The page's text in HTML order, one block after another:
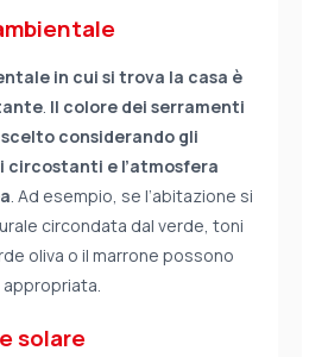
in cui si trova la casa è
. Il colore dei serramenti
considerando gli
e l’atmosfera
. Ad esempio, se l’abitazione si
circondata dal verde, toni
oliva o il marrone possono
solare